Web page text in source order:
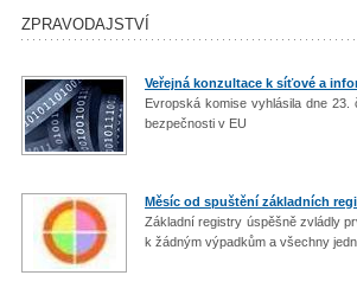
ZPRAVODAJSTVÍ
Veřejná konzultace k síťové a
Evropská komise vyhlásila dne
bezpečnosti v EU
Měsíc od spuštění základních
Základní registry úspěšně zvládly
k žádným výpadkům a všechny